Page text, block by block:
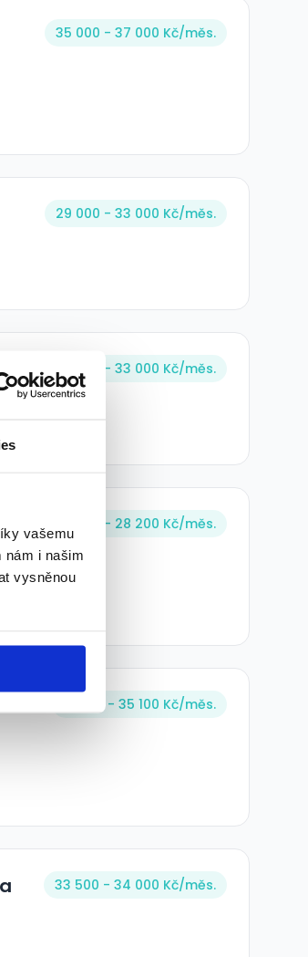
vašemu
nám i našim
vysněnou
35 000 - 37 000 Kč/měs.
29 000 - 33 000 Kč/měs.
29 000 - 33 000 Kč/měs.
28 200 - 28 200 Kč/měs.
35 100 - 35 100 Kč/měs.
33 500 - 34 000 Kč/měs.